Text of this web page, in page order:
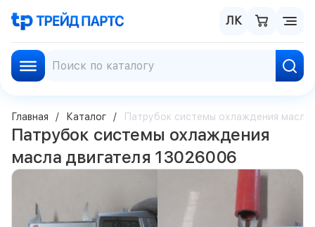
ЛК
Главная Каталог Патрубок системы охлаждения масла
Патрубок системы охлаждения
масла двигателя 13026006